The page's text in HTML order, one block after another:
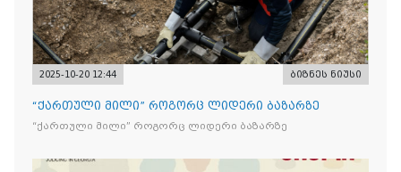
2025-10-20 12:44 ბიზნეს ნიუსი
“ქართული მილი” როგორც ლიდერი ბაზარზე
“ქართული მილი” როგორც ლიდერი ბაზარზე